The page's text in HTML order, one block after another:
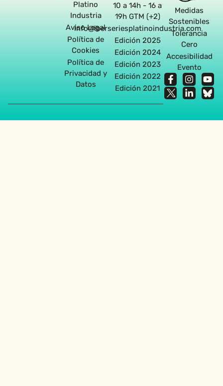
Platino
Industria
Aviso Legal
Política de
Cookies
Política de
Privacidad y
Datos
10 a 14h - 16 a
19h GTM (+2)
info@iberseriesplatinoindustria.com
Edición 2025
Edición 2024
Edición 2023
Edición 2022
Edición 2021
Medidas
Sostenibles
Tolerancia
Cero
Accesibilidad
Evento